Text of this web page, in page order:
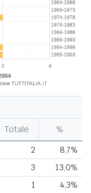
Totale
%
2
8,7%
3
13,0%
1
4,3%